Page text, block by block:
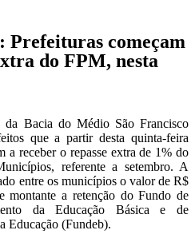
começam
do FPM, nesta
Bacia do Médio São Francisco
que a partir desta quinta-feira
a receber o repasse extra de 1% do
referente a setembro. A
entre os municípios o valor de R$
montante a retenção do Fundo de
da Educação Básica e de
Educação (Fundeb).